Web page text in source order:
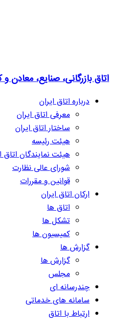
اتاق بازرگانی، صنایع، معادن
درباره اتاق ایران
معرفی اتاق ایران
ساختار اتاق ایران
هیئت رئیسه
هیئت نمایندگان اتاق
شورای عالی نظارت
قوانین و مقررات
ارکان اتاق ایران
اتاق ها
تشکل ها
کمیسیون ها
گزارش ها
گزارش ها
مجلس
چندرسانه ای
سامانه های خدماتی
ارتباط با اتاق